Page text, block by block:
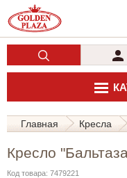
Главная Кресла
Кресло
Код товара: 7479221